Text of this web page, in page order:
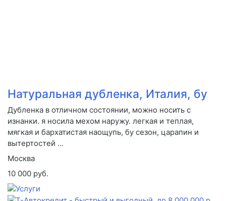
Натуральная дубленка, Италия, бу
Дубленка в отличном состоянии, можно носить с
изнанки. я носила мехом наружу. легкая и теплая,
мягкая и бархатистая наощупь, бу сезон, царапин и
вытертостей ...
Москва
10 000 руб.